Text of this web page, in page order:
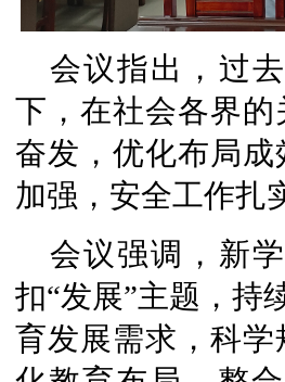
会议指出，过
下，在社会各界
奋发，优化布局
加强，安全工作扎
会议强调，新
扣“发展”主题，持
育发展需求，科